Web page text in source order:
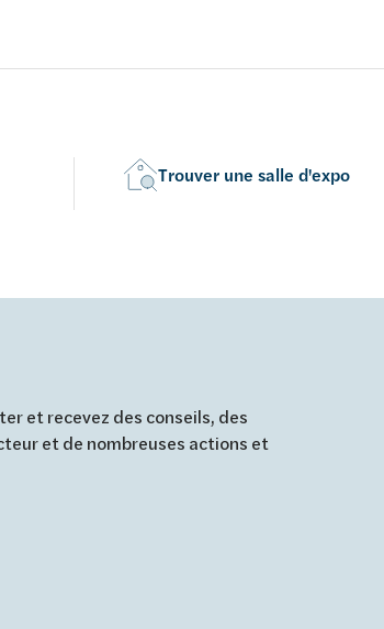
Trouver une salle d'expo
et recevez des conseils, des
et de nombreuses actions et